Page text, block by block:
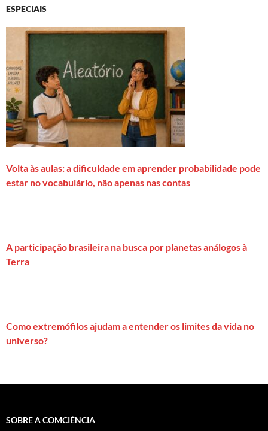
ESPECIAIS
Volta às aulas: a dificuldade em aprender probabilidade pode
estar no vocabulário, não apenas nas contas
A participação brasileira na busca por planetas análogos à
Terra
Como extremófilos ajudam a entender os limites da vida no
universo?
SOBRE A COMCIÊNCIA